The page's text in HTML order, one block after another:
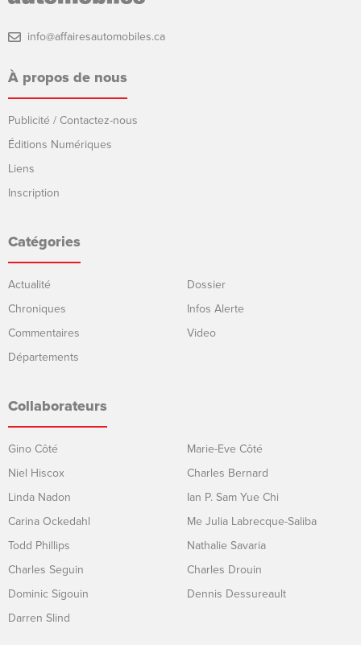
info@affairesautomobiles.ca
À propos de nous
Publicité / Contactez-nous
Éditions Numériques
Liens
Inscription
Catégories
Actualité
Chroniques
Commentaires
Départements
Dossier
Infos Alerte
Video
Collaborateurs
Gino Côté
Niel Hiscox
Linda Nadon
Carina Ockedahl
Todd Phillips
Charles Seguin
Dominic Sigouin
Darren Slind
Marie-Eve Côté
Charles Bernard
Ian P. Sam Yue Chi
Me Julia Labrecque-Saliba
Nathalie Savaria
Charles Drouin
Dennis Dessureault